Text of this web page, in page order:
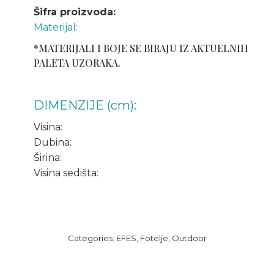
Šifra proizvoda:
Materijal:
*MATERIJALI I BOJE SE BIRAJU IZ AKTUELNIH
PALETA UZORAKA.
DIMENZIJE (cm):
Visina:
Dubina:
Širina:
Visina sedišta:
Categories: EFES Fotelje Outdoor